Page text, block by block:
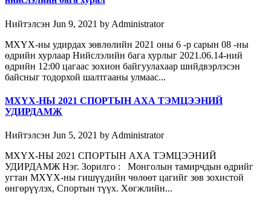
Нийтэлсэн Jun 9, 2021 by Administrator
МХҮХ-ны удирдах зөвлөлийн 2021 оны 6 -р сарын 08 -ны
өдрийн хурлаар Нийслэлийн бага хурлыг 2021.06.14-ний
өдрийн 12:00 цагаас зохион байгуулахаар шийдвэрлэсэн
байсныг тодорхой шалтгааны улмаас...
МХҮХ-НЫ 2021 СПОРТЫН АХА ТЭМЦЭЭНИЙ
УДИРДАМЖ
Нийтэлсэн Jun 5, 2021 by Administrator
МХҮХ-НЫ 2021 СПОРТЫН АХА ТЭМЦЭЭНИЙ
УДИРДАМЖ Нэг. Зорилго : Монголын тамирчдын өдрийг
угтан МХҮХ-ны гишүүдийн чөлөөт цагийг зөв зохистой
өнгөрүүлэх, Спортын түүх. Хөгжлийн...